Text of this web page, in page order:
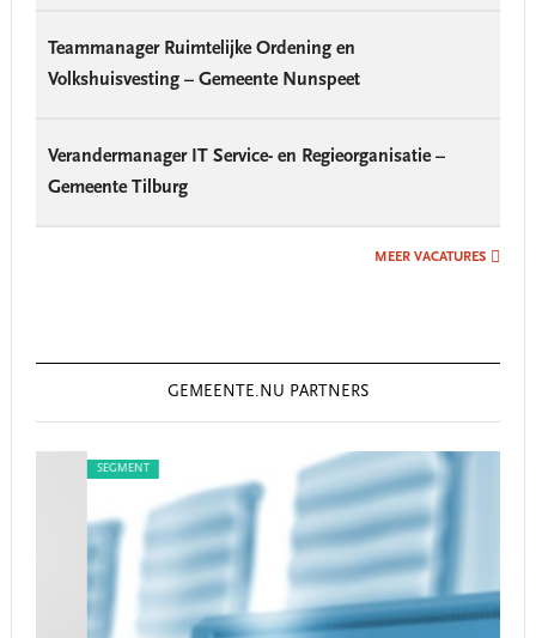
Teammanager Ruimtelijke Ordening en
Volkshuisvesting – Gemeente Nunspeet
Verandermanager IT Service- en Regieorganisatie –
Gemeente Tilburg
MEER VACATURES
GEMEENTE.NU PARTNERS
SEGMENT